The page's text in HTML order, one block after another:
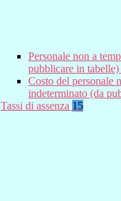
Personale non a
pubblicare in tabelle)
Costo del personale
indeterminato (da
Tassi di assenza 15